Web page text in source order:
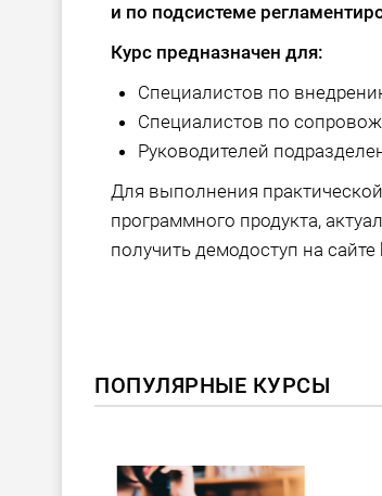
и по подсистеме
Курс предназначен для:
Специалистов по
Специалистов по
Руководителей
Для выполнения
программного продукта,
получить демодоступ на
ПОПУЛЯРНЫЕ КУРСЫ